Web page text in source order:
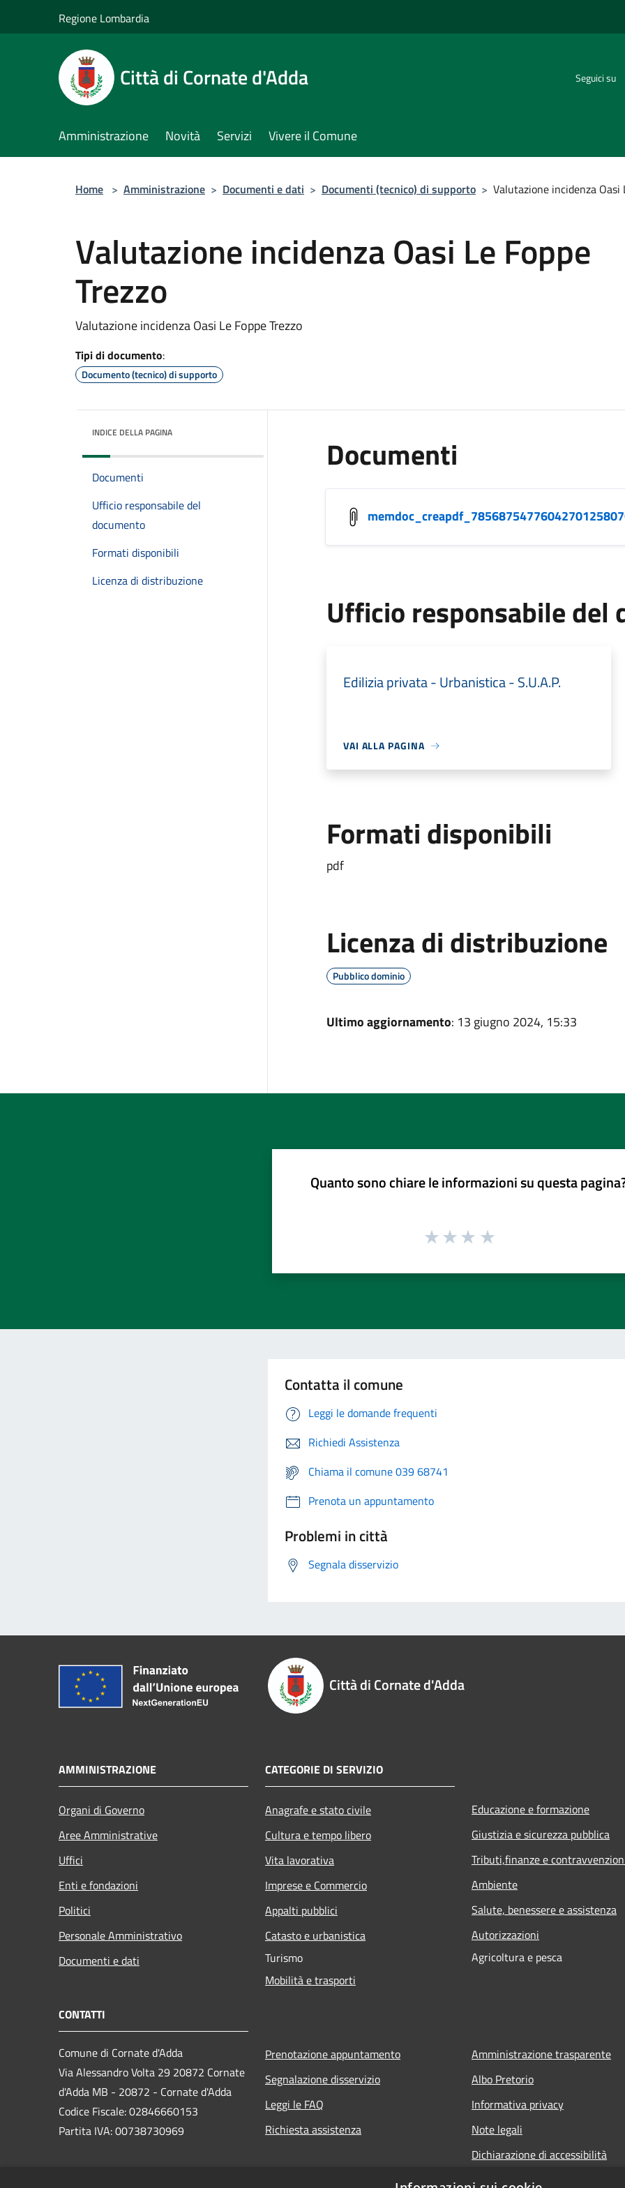
Regione Lombardia
Città di Cornate d'Adda Seguici su
Amministrazione Novità Servizi Vivere il Comune
Home > Amministrazione > Documenti e dati > Documenti (tecnico) di supporto > Valutazione incidenza Oasi
Valutazione incidenza Oasi Le Foppe
Trezzo
Valutazione incidenza Oasi Le Foppe Trezzo
Tipi di documento:
Documento (tecnico) di supporto
INDICE DELLA PAGINA
Documenti
Ufficio responsabile del
documento
Formati disponibili
Licenza di distribuzione
Documenti
Ufficio responsabile del
Edilizia privata - Urbanistica - S.U.A.P.
VAI ALLA PAGINA
Formati disponibili
pdf
Licenza di distribuzione
Pubblico dominio
Ultimo aggiornamento: 13 giugno 2024, 15:33
Quanto sono chiare le informazioni su questa
Contatta il comune
Leggi le domande frequenti
Richiedi Assistenza
Chiama il comune 039 68741
Prenota un appuntamento
Problemi in città
Segnala disservizio
Città di Cornate d'Adda
AMMINISTRAZIONE
Organi di Governo
Aree Amministrative
Uffici
Enti e fondazioni
Politici
Personale Amministrativo
Documenti e dati
CATEGORIE DI SERVIZIO
Anagrafe e stato civile
Cultura e tempo libero
Vita lavorativa
Imprese e Commercio
Appalti pubblici
Catasto e urbanistica
Turismo
Mobilità e trasporti
Educazione e formazione
Giustizia e sicurezza pubblica
Tributi,finanze e
Ambiente
Salute, benessere e assistenza
Autorizzazioni
Agricoltura e pesca
CONTATTI
Comune di Cornate d'Adda
Via Alessandro Volta 29 20872 Cornate
d'Adda MB - 20872 - Cornate d'Adda
Codice Fiscale: 02846660153
Partita IVA: 00738730969
Prenotazione appuntamento
Segnalazione disservizio
Leggi le FAQ
Richiesta assistenza
Amministrazione trasparente
Albo Pretorio
Informativa privacy
Note legali
Dichiarazione di accessibilità